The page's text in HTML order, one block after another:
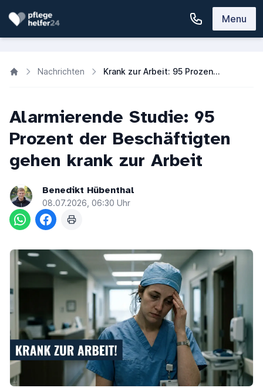
Menu
Nachrichten Krank zur Arbeit: 95 Prozent ignorieren Symptome im Job
Alarmierende Studie: 95
Prozent der Beschäftigten
gehen krank zur Arbeit
Benedikt Hübenthal
08.07.2026, 06:30 Uhr